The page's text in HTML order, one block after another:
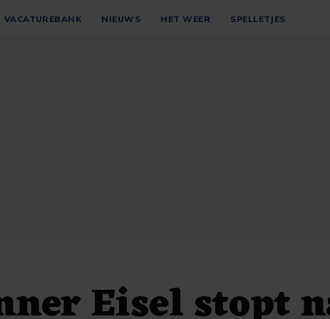
VACATUREBANK NIEUWS HET WEER SPELLETJES